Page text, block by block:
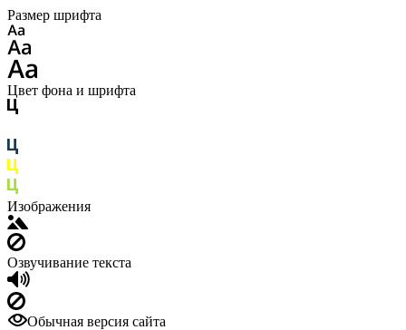
Размер шрифта
Цвет фона и шрифта
Изображения
Озвучивание текста
Обычная версия сайта